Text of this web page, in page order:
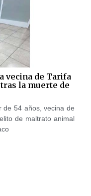
vecina de Tarifa
la muerte de
de 54 años, vecina de
de maltrato animal